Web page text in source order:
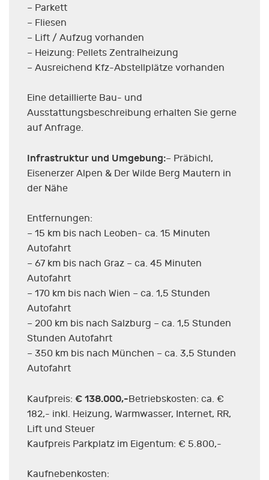
– Parkett
– Fliesen
– Lift / Aufzug vorhanden
– Heizung: Pellets Zentralheizung
– Ausreichend Kfz-Abstellplätze vorhanden
Eine detaillierte Bau- und
Ausstattungsbeschreibung erhalten Sie gerne
auf Anfrage.
Infrastruktur und Umgebung:– Präbichl,
Eisenerzer Alpen & Der Wilde Berg Mautern in
der Nähe
Entfernungen:
– 15 km bis nach Leoben- ca. 15 Minuten
Autofahrt
– 67 km bis nach Graz – ca. 45 Minuten
Autofahrt
– 170 km bis nach Wien – ca. 1,5 Stunden
Autofahrt
– 200 km bis nach Salzburg – ca. 1,5 Stunden
Stunden Autofahrt
– 350 km bis nach München – ca. 3,5 Stunden
Autofahrt
Kaufpreis: € 138.000,-Betriebskosten: ca. €
182,- inkl. Heizung, Warmwasser, Internet, RR,
Lift und Steuer
Kaufpreis Parkplatz im Eigentum: € 5.800,-
Kaufnebenkosten: